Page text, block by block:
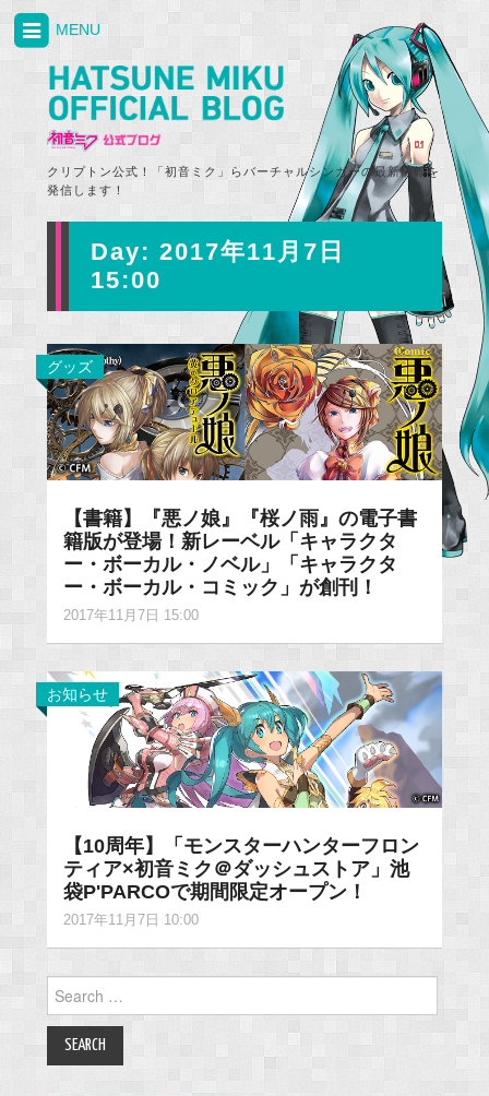
クリプトン公式！「初音ミク」らバーチャルシンガーの最新情報を
発信します！
MENU
Day: 2017年11月7日
15:00
グッズ
【書籍】『悪ノ娘』『桜ノ雨』の電子書
籍版が登場！新レーベル「キャラクタ
ー・ボーカル・ノベル」「キャラクタ
ー・ボーカル・コミック」が創刊！
2017年11月7日 15:00
お知らせ
【10周年】「モンスターハンターフロン
ティア×初音ミク＠ダッシュストア」池
袋P'PARCOで期間限定オープン！
2017年11月7日 10:00
for: